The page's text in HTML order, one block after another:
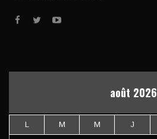
août 2026
L M M J